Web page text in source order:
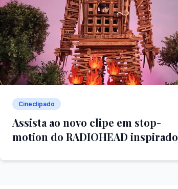
Cineclipado
Assista ao novo clipe em stop-
motion do RADIOHEAD inspirado